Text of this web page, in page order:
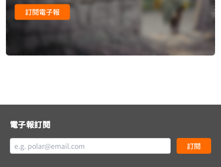
訂閱電子報
電子報訂閱
訂閱